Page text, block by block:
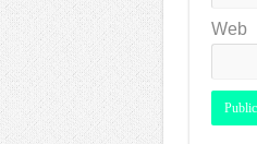
Web